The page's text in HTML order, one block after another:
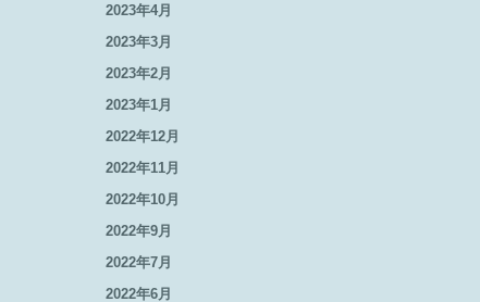
2023年4月
2023年3月
2023年2月
2023年1月
2022年12月
2022年11月
2022年10月
2022年9月
2022年7月
2022年6月